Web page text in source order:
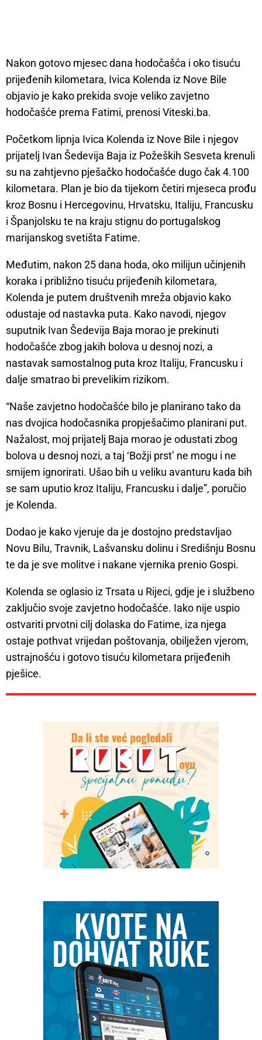
Nakon gotovo mjesec dana hodočašća i oko tisuću
prijeđenih kilometara, Ivica Kolenda iz Nove Bile
objavio je kako prekida svoje veliko zavjetno
hodočašće prema Fatimi, prenosi Viteski.ba.
Početkom lipnja Ivica Kolenda iz Nove Bile i njegov
prijatelj Ivan Šedevija Baja iz Požeških Sesveta krenuli
su na zahtjevno pješačko hodočašće dugo čak 4.100
kilometara. Plan je bio da tijekom četiri mjeseca prođu
kroz Bosnu i Hercegovinu, Hrvatsku, Italiju, Francusku
i Španjolsku te na kraju stignu do portugalskog
marijanskog svetišta Fatime.
Međutim, nakon 25 dana hoda, oko milijun učinjenih
koraka i približno tisuću prijeđenih kilometara,
Kolenda je putem društvenih mreža objavio kako
odustaje od nastavka puta. Kako navodi, njegov
suputnik Ivan Šedevija Baja morao je prekinuti
hodočašće zbog jakih bolova u desnoj nozi, a
nastavak samostalnog puta kroz Italiju, Francusku i
dalje smatrao bi prevelikim rizikom.
“Naše zavjetno hodočašće bilo je planirano tako da
nas dvojica hodočasnika propješačimo planirani put.
Nažalost, moj prijatelj Baja morao je odustati zbog
bolova u desnoj nozi, a taj ‘Božji prst’ ne mogu i ne
smijem ignorirati. Ušao bih u veliku avanturu kada bih
se sam uputio kroz Italiju, Francusku i dalje”, poručio
je Kolenda.
Dodao je kako vjeruje da je dostojno predstavljao
Novu Bilu, Travnik, Lašvansku dolinu i Središnju Bosnu
te da je sve molitve i nakane vjernika prenio Gospi.
Kolenda se oglasio iz Trsata u Rijeci, gdje je i službeno
zaključio svoje zavjetno hodočašće. Iako nije uspio
ostvariti prvotni cilj dolaska do Fatime, iza njega
ostaje pothvat vrijedan poštovanja, obilježen vjerom,
ustrajnošću i gotovo tisuću kilometara prijeđenih
pješice.